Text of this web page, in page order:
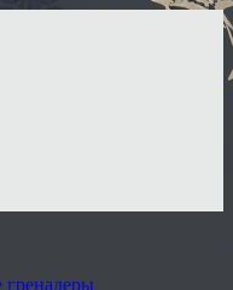
гренадеры